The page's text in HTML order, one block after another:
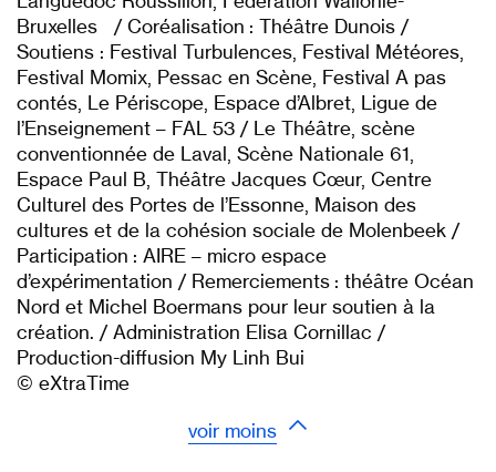
Bruxelles / Coréalisation : Théâtre Dunois /
Soutiens : Festival Turbulences, Festival Météores,
Festival Momix, Pessac en Scène, Festival A pas
contés, Le Périscope, Espace d’Albret, Ligue de
l’Enseignement – FAL 53 / Le Théâtre, scène
conventionnée de Laval, Scène Nationale 61,
Espace Paul B, Théâtre Jacques Cœur, Centre
Culturel des Portes de l’Essonne, Maison des
cultures et de la cohésion sociale de Molenbeek /
Participation : AIRE – micro espace
d’expérimentation / Remerciements : théâtre Océan
Nord et Michel Boermans pour leur soutien à la
création. / Administration Elisa Cornillac /
Production-diffusion My Linh Bui
© eXtraTime
voir moins